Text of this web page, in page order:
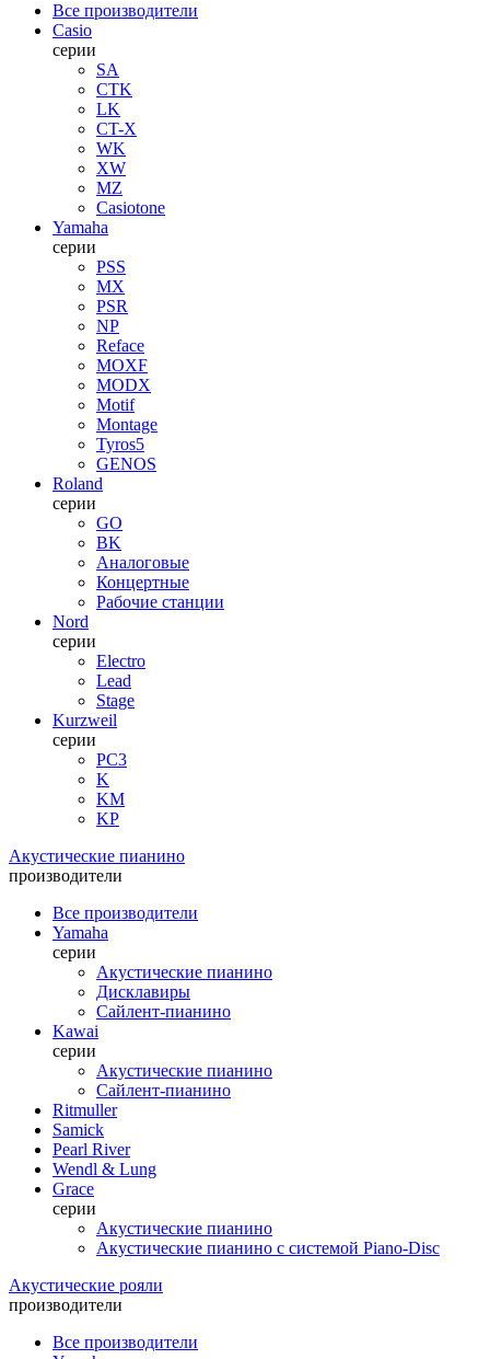
Все производители
Casio
серии
SA
CTK
LK
CT-X
WK
XW
MZ
Casiotone
Yamaha
серии
PSS
MX
PSR
NP
Reface
MOXF
MODX
Motif
Montage
Tyros5
GENOS
Roland
серии
GO
BK
Аналоговые
Концертные
Рабочие станции
Nord
серии
Electro
Lead
Stage
Kurzweil
серии
PC3
K
KM
KP
Акустические пианино
производители
Все производители
Yamaha
серии
Акустические пианино
Дисклавиры
Сайлент-пианино
Kawai
серии
Акустические пианино
Сайлент-пианино
Ritmuller
Samick
Pearl River
Wendl & Lung
Grace
серии
Акустические пианино
Акустические пианино с системой Piano-Disc
Акустические рояли
производители
Все производители